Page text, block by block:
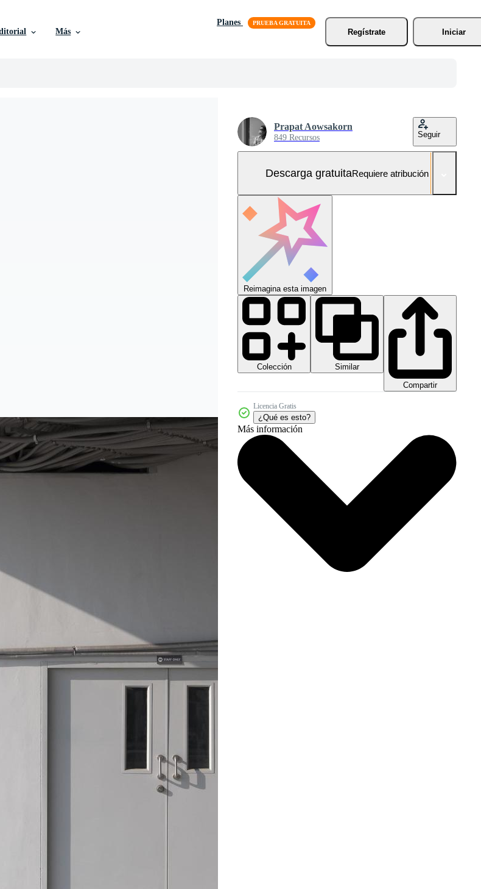
Más
Planes
Regístrate
Iniciar
Prapat Aowsakorn
849 Recursos Seguir
Descarga gratuitaRequiere atribución
Reimagina esta imagen
Colección
Similar
Compartir
Licencia Gratis
¿Qué es esto?
Más información